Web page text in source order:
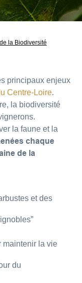
la Biodiversité
principaux enjeux
Centre-Loire.
la biodiversité
la faune et la
chaque
de la
et des
maintenir la vie
du